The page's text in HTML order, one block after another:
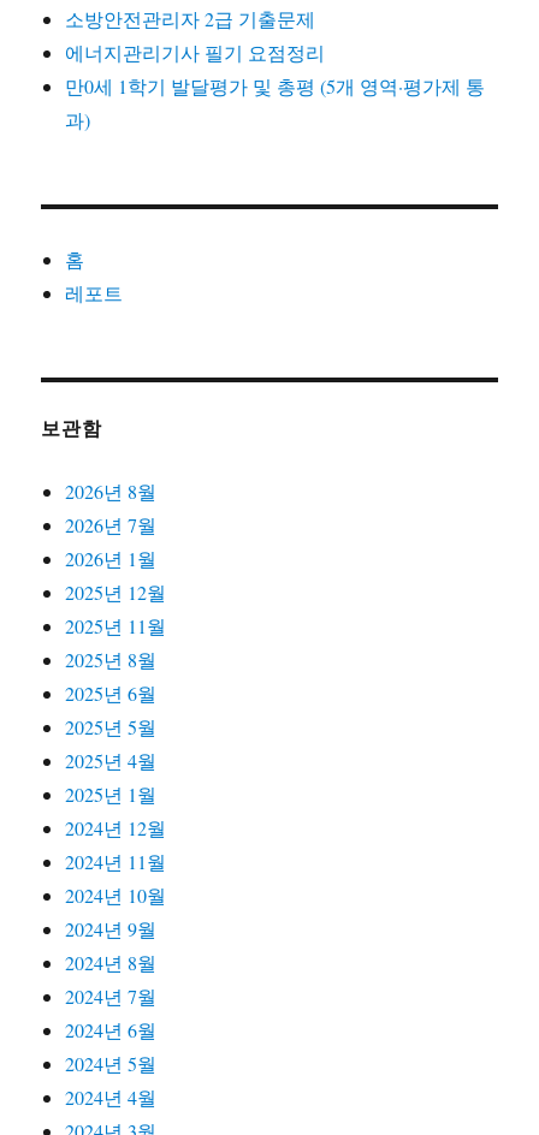
소방안전관리자 2급 기출문제
에너지관리기사 필기 요점정리
만0세 1학기 발달평가 및 총평 (5개 영역·평가제 통
과)
홈
레포트
보관함
2026년 8월
2026년 7월
2026년 1월
2025년 12월
2025년 11월
2025년 8월
2025년 6월
2025년 5월
2025년 4월
2025년 1월
2024년 12월
2024년 11월
2024년 10월
2024년 9월
2024년 8월
2024년 7월
2024년 6월
2024년 5월
2024년 4월